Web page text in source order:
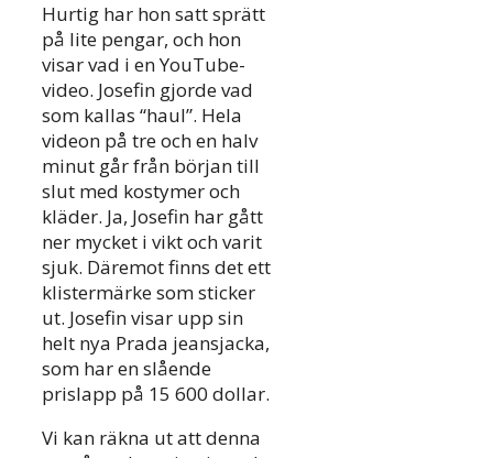
Hurtig har hon satt sprätt
på lite pengar, och hon
visar vad i en YouTube-
video. Josefin gjorde vad
som kallas “haul”. Hela
videon på tre och en halv
minut går från början till
slut med kostymer och
kläder. Ja, Josefin har gått
ner mycket i vikt och varit
sjuk. Däremot finns det ett
klistermärke som sticker
ut. Josefin visar upp sin
helt nya Prada jeansjacka,
som har en slående
prislapp på 15 600 dollar.
Vi kan räkna ut att denna